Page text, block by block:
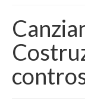
Contatto
imbiancature
Interni